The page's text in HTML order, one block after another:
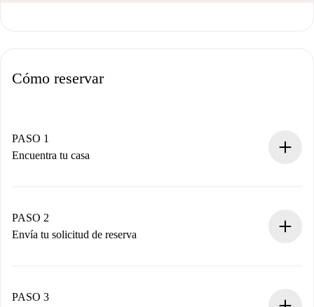
Cómo reservar
PASO 1
Encuentra tu casa
Tienes toda la información necesaria por adelantado.
PASO 2
Envía tu solicitud de reserva
propietario acepte.
PASO 3